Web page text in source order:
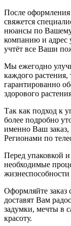
После оформления
свяжется
нюансы по Вашему
компанию и адрес
учтёт все Ваши
Мы ежегодно
каждого
гарантированно
здорового
Так как подход к
более подробно
именно Ваш
Регионами по
Перед упаковкой
необходимые
жизнеспособности
Оформляйте заказ
доставят Вам
задумки, мечты в
красоту.